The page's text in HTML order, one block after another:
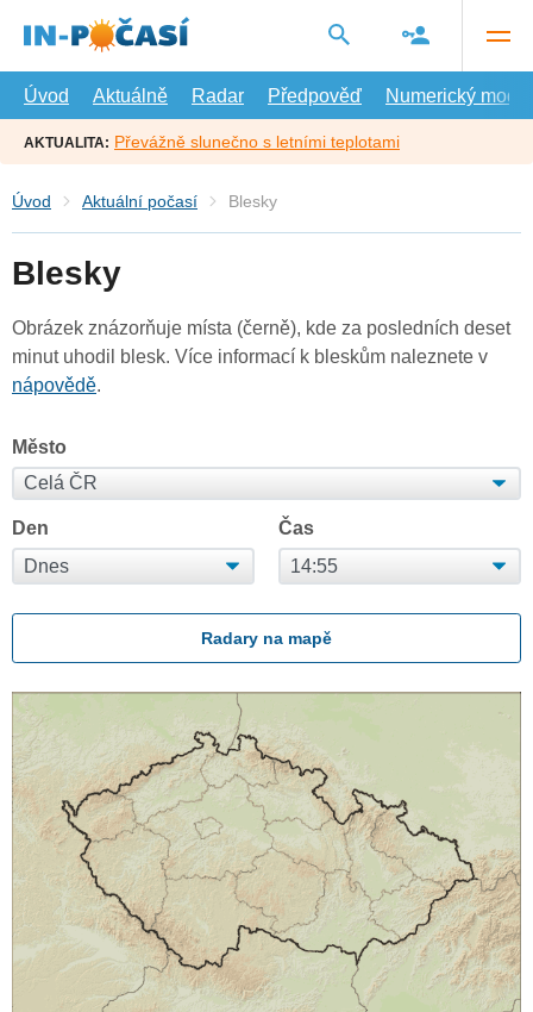
hlavní
Úvod
Aktuálně Radar Předpověď Numerický model
AKTUALITA: Převážně slunečno s letními teplotami
Úvod Aktuální počasí Blesky
Blesky
Obrázek znázorňuje místa (černě), kde za posledních deset
minut uhodil blesk. Více informací k bleskům naleznete v
nápovědě.
Město
Den Čas
Radary na mapě